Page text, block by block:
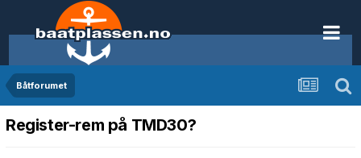
Båtforumet
Register-rem på TMD30?